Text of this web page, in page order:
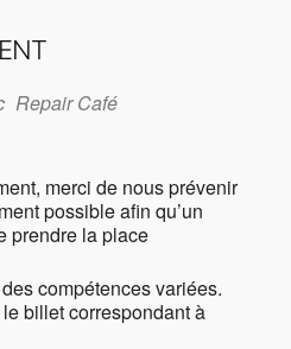
Repair Café
merci de nous prévenir
possible afin qu’un
prendre la place
compétences variées.
billet correspondant à